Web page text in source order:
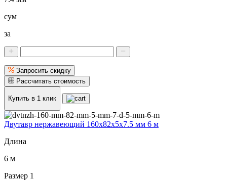
сум
за
Запросить скидку
Рассчитать стоимость
Купить в 1 клик
Двутавр нержавеющий 160x82x5x7.5 мм 6 м
Длина
6 м
Размер 1